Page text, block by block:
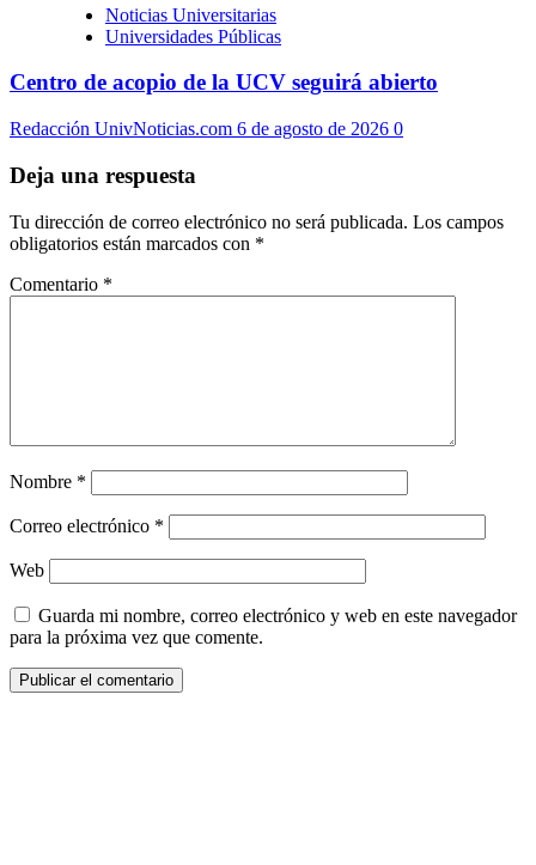
Noticias Universitarias
Universidades Públicas
Centro de acopio de la UCV seguirá abierto
Redacción UnivNoticias.com 6 de agosto de 2026 0
Deja una respuesta
Tu dirección de correo electrónico no será publicada. Los campos
obligatorios están marcados con *
Comentario *
Nombre *
Correo electrónico *
Web
Guarda mi nombre, correo electrónico y web en este navegador
para la próxima vez que comente.